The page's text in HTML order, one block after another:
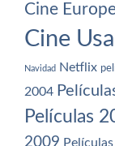
Cine
Cine Usa
Navidad Netflix
2004
Películas
2009